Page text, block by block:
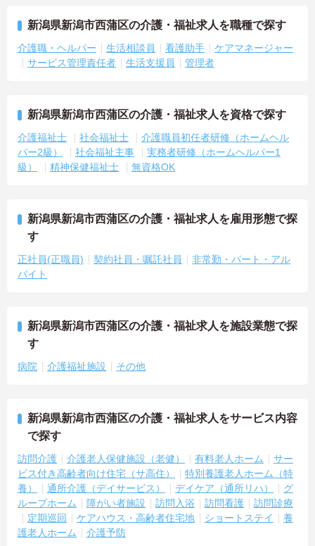
新潟県新潟市西蒲区の介護・福祉求人を職種で探す
介護職・ヘルパー 生活相談員 看護助手
ケアマネージャー
サービス管理責任者
生活支援員 管理者
新潟県新潟市西蒲区の介護・福祉求人を資格で探す
介護福祉士 社会福祉士
介護職員初任者研修（ホームヘル
パー2級）
社会福祉主事
実務者研修（ホームヘルパー1
級）
精神保健福祉士 無資格OK
新潟県新潟市西蒲区の介護・福祉求人を雇用形態で探
す
正社員(正職員) 契約社員・嘱託社員
非常勤・パート・アル
バイト
新潟県新潟市西蒲区の介護・福祉求人を施設業態で探
す
病院 介護福祉施設 その他
新潟県新潟市西蒲区の介護・福祉求人をサービス内容
で探す
訪問介護 介護老人保健施設（老健） 有料老人ホーム
サー
ビス付き高齢者向け住宅（サ高住）
特別養護老人ホーム（特
養）
通所介護（デイサービス） デイケア（通所リハ）
グ
ループホーム
障がい者施設 訪問入浴 訪問看護
訪問診療
定期巡回
ケアハウス・高齢者住宅地 ショートステイ
養
護老人ホーム
介護予防